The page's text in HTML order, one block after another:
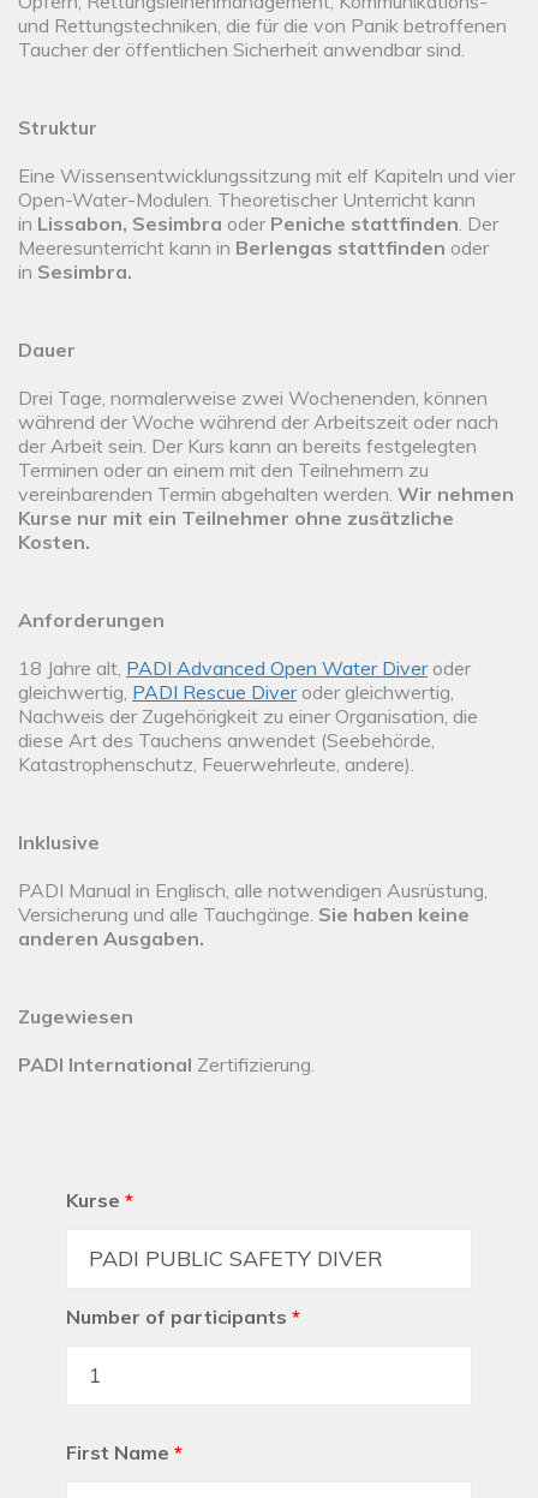
und Rettungstechniken, die für die von Panik betroffenen
Taucher der öffentlichen Sicherheit anwendbar sind.
Struktur
Eine Wissensentwicklungssitzung mit elf Kapiteln und vier
Open-Water-Modulen. Theoretischer Unterricht kann
in Lissabon, Sesimbra oderPeniche stattfinden. Der
Meeresunterricht kann in Berlengas stattfinden oder
in Sesimbra.
Dauer
Drei Tage, normalerweise zwei Wochenenden, können
während der Woche während der Arbeitszeit oder nach
der Arbeit sein. Der Kurs kann an bereits festgelegten
Terminen oder an einem mit den Teilnehmern zu
vereinbarenden Termin abgehalten werden. Wir nehmen
Kurse nur mit ein Teilnehmer ohne zusätzliche
Kosten.
Anforderungen
18 Jahre alt, PADI Advanced Open Water Diveroder
gleichwertig, PADI Rescue Diveroder gleichwertig,
Nachweis der Zugehörigkeit zu einer Organisation, die
diese Art des Tauchens anwendet (Seebehörde,
Katastrophenschutz, Feuerwehrleute, andere).
Inklusive
PADI Manual in Englisch, alle notwendigen Ausrüstung,
Versicherung und alle Tauchgänge. Sie haben keine
anderen Ausgaben.
Zugewiesen
PADI International Zertifizierung.
Kurse *
Number of participants *
First Name *